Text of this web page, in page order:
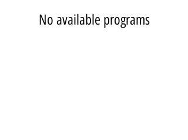
No available programs